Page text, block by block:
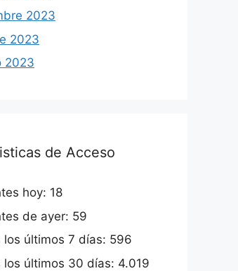
2023
2023
2023
de Acceso
hoy: 18
de ayer: 59
los últimos 7 días: 596
los últimos 30 días: 4.019